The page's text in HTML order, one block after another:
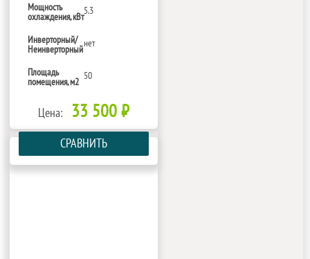
Мощность
охлаждения, кВт
5.3
Инверторный/
Неинверторный
нет
Площадь
помещения, м2
50
Цена: 33 500 ₽
СРАВНИТЬ